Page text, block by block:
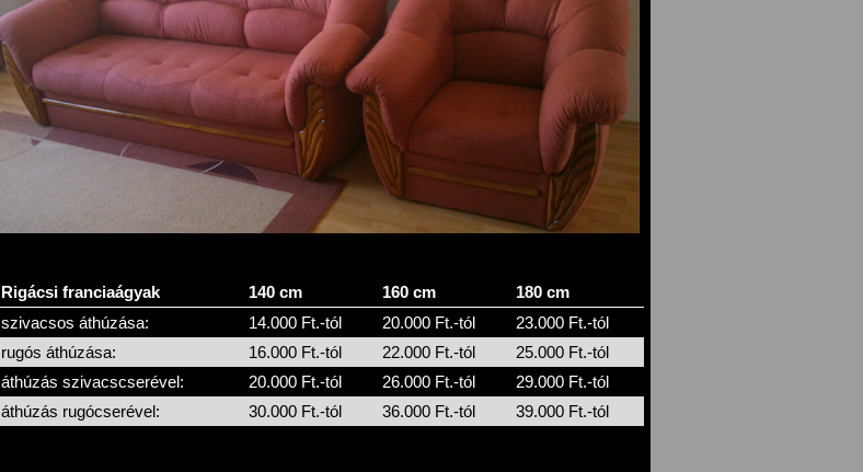
Rigácsi franciaágyak 140 cm 160 cm
180 cm
szivacsos áthúzása:
14.000 Ft.-tól 20.000 Ft.-tól
23.000 Ft.-tól
rugós áthúzása:
16.000 Ft.-tól 22.000 Ft.-tól
25.000 Ft.-tól
áthúzás szivacscserével:
20.000 Ft.-tól 26.000 Ft.-tól
29.000 Ft.-tól
áthúzás rugócserével:
30.000 Ft.-tól 36.000 Ft.-tól 39.000 Ft.-tól